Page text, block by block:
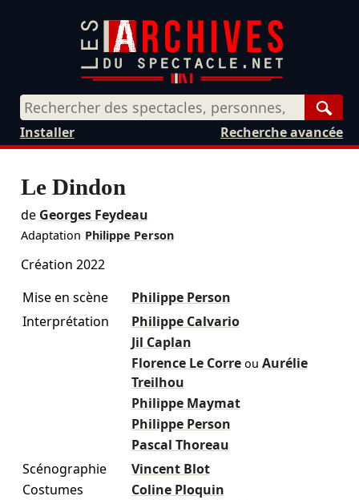
Recherche avancée
Installer
Le Dindon
de Georges Feydeau
Adaptation Philippe Person
Création 2022
Mise en scène
Philippe Person
Interprétation
Philippe Calvario
Jil Caplan
Florence Le Corre ou Aurélie
Treilhou
Philippe Maymat
Philippe Person
Pascal Thoreau
Scénographie
Vincent Blot
Costumes
Coline Ploquin